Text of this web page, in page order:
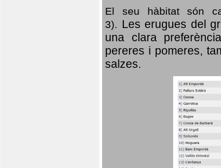
El seu hàbitat són
3). Les erugues del
una clara
pereres i pomeres,
salzes.